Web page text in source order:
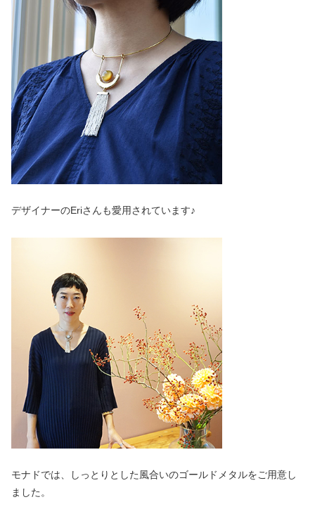
デザイナーのEriさんも愛用されています♪
モナドでは、しっとりとした風合いのゴールドメタルをご用意し
ました。